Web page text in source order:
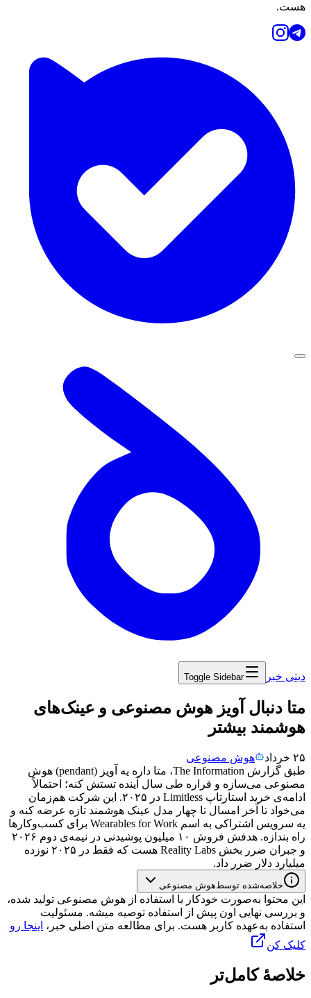
هست.
دیتی خبر Toggle Sidebar
‏متا دنبال آویز هوش مصنوعی و عینک‌های
هوشمند بیشتر
۲۵ خرداد
هوش مصنوعی
طبق گزارش The Information، متا داره یه آویز (pendant) هوش
مصنوعی می‌سازه و قراره طی سال آینده تستش کنه؛ احتمالاً
ادامه‌ی خرید استارتاپ Limitless در ۲۰۲۵. این شرکت هم‌زمان
می‌خواد تا آخر امسال تا چهار مدل عینک هوشمند تازه عرضه کنه و
یه سرویس اشتراکی به اسم Wearables for Work برای کسب‌وکارها
راه بندازه. هدفش فروش ۱۰ میلیون پوشیدنی در نیمه‌ی دوم ۲۰۲۶
و جبران ضرر بخش Reality Labs هست که فقط در ۲۰۲۵ نوزده
میلیارد دلار ضرر داد.
خلاصه‌شده توسطهوش مصنوعی
این محتوا به‌صورت خودکار با استفاده از هوش مصنوعی تولید شده،
و بررسی نهایی اون پیش از استفاده توصیه میشه. مسئولیت
استفاده به‌عهده کاربر هست. برای مطالعه متن اصلی خبر، اینجا رو
کلیک کن
خلاصهٔ کامل‌تر